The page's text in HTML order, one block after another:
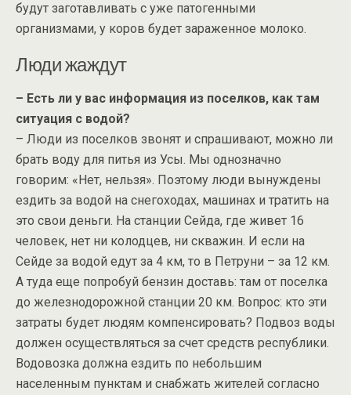
будут заготавливать с уже патогенными
организмами, у коров будет зараженное молоко.
Люди жаждут
– Есть ли у вас информация из поселков, как там
ситуация с водой?
– Люди из поселков звонят и спрашивают, можно ли
брать воду для питья из Усы. Мы однозначно
говорим: «Нет, нельзя». Поэтому люди вынуждены
ездить за водой на снегоходах, машинах и тратить на
это свои деньги. На станции Сейда, где живет 16
человек, нет ни колодцев, ни скважин. И если на
Сейде за водой едут за 4 км, то в Петруни – за 12 км.
А туда еще попробуй бензин доставь: там от поселка
до железнодорожной станции 20 км. Вопрос: кто эти
затраты будет людям компенсировать? Подвоз воды
должен осуществляться за счет средств республики.
Водовозка должна ездить по небольшим
населенным пунктам и снабжать жителей согласно